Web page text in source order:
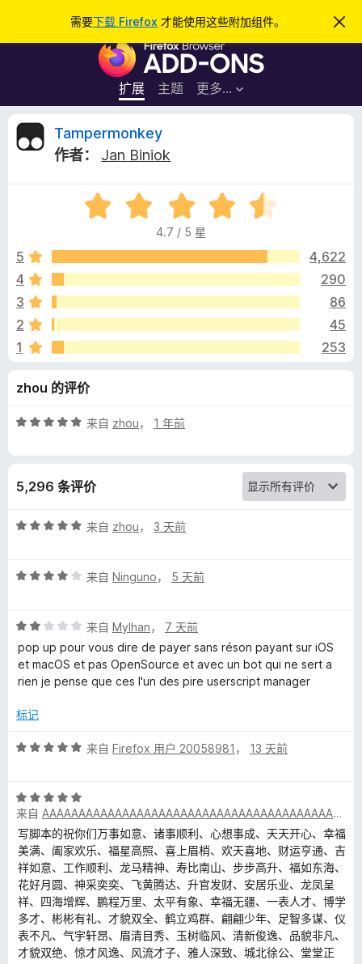
需要下载 Firefox 才能使用这些附加组件。
忽
此
F
r
e
览
器
附
加
件
扩展 主题 更多…
登录
T
p
e
r
m
o
k
e
y
评
价
Tampermonkey
作者：
Jan Biniok
评
分
.
/
4.7 / 5 星
5
4,622
4
290
3
86
2
45
1
253
zhou 的评价
评
5
来自 zhou， 1 年前
5,296 条评价
评
/
来自 zhou， 3 天前
评
/
5
来自 Ninguno， 5 天前
评
分
2
/
来自 Mylhan， 7 天前
pop up pour vous dire de payer sans réson payant sur iOS
et macOS et pas OpenSource et avec un bot qui ne sert a
rien je pense que ces l'un des pire userscript manager
标记
评
/
5
来自 Firefox 用户 20058981 ， 13 天前
评
分
5
/
5
来自 AAAAAAAAAAAAAAAAAAAAAAAAAAAAAAAAAAAAAAAAAAAAAAAAAA
写脚本的祝你们万事如意、诸事顺利、心想事成、天天开心、幸福
美满、阖家欢乐、福星高照、喜上眉梢、欢天喜地、财运亨通、吉
祥如意、工作顺利、龙马精神、寿比南山、步步高升、福如东海、
花好月圆、神采奕奕、飞黄腾达、升官发财、安居乐业、龙凤呈
祥、四海增辉、鹏程万里、太平有象、幸福无疆、一表人才、博学
多才、彬彬有礼、才貌双全、鹤立鸡群、翩翩少年、足智多谋、仪
表不凡、气宇轩昂、眉清目秀、玉树临风、清新俊逸、品貌非凡、
才貌双绝、惊才风逸、风流才子、雅人深致、城北徐公、堂堂正